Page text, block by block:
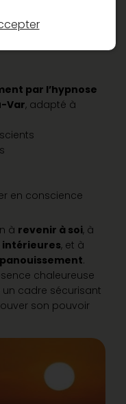
du-
par l’hypnose
Var, adapté à
en conscience
à revenir à soi, à
, et à
.
chaleureuse
un cadre sécurisant
son pouvoir